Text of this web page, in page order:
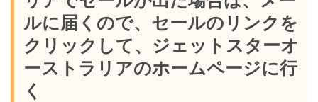
ルに届くので、セールのリンクを
クリックして、ジェットスターオ
ーストラリアのホームページに行
く